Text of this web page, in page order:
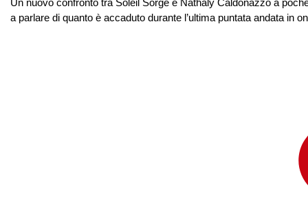
Un nuovo confronto tra Soleil Sorge e Nathaly Caldonazzo a
a parlare di quanto è accaduto durante l’ultima puntata andata in